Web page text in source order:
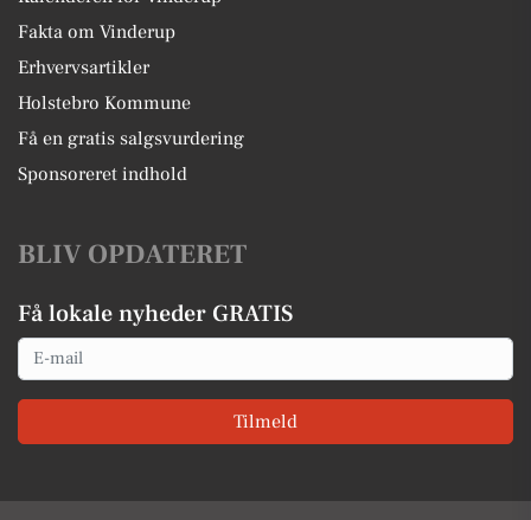
Fakta om Vinderup
Erhvervsartikler
Holstebro Kommune
Få en gratis salgsvurdering
Sponsoreret indhold
BLIV OPDATERET
Få lokale nyheder GRATIS
Email
Tilmeld